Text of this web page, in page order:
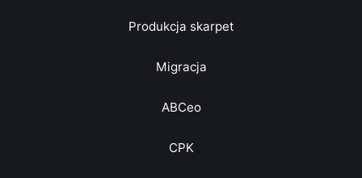
Produkcja skarpet
Migracja
ABCeo
CPK